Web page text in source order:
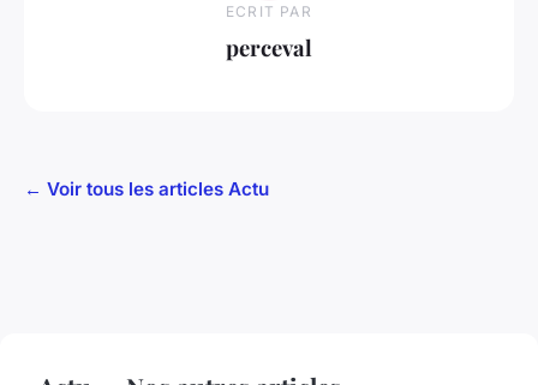
ECRIT PAR
perceval
← Voir tous les articles Actu